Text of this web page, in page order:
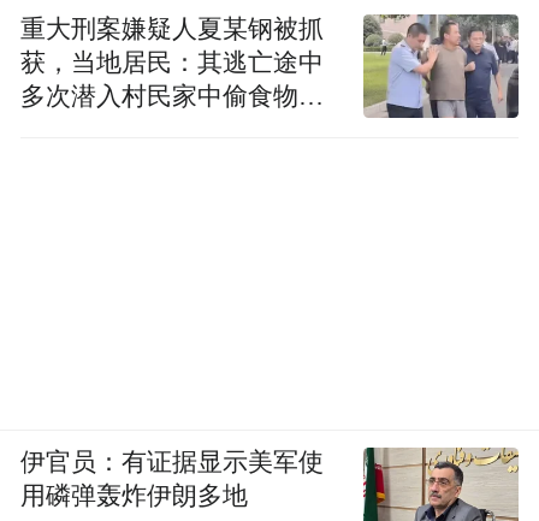
重大刑案嫌疑人夏某钢被抓
获，当地居民：其逃亡途中
多次潜入村民家中偷食物被
伊官员：有证据显示美军使
用磷弹轰炸伊朗多地